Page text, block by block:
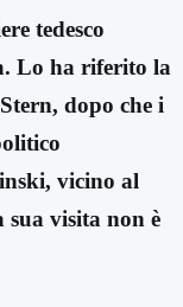
tedesco
Lo ha riferito la
dopo che i
vicino al
visita non è